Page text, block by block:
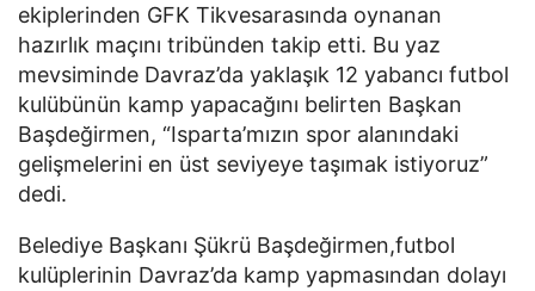
ekiplerinden GFK Tikvesarasında oynanan
hazırlık maçını tribünden takip etti. Bu yaz
mevsiminde Davraz’da yaklaşık 12 yabancı futbol
kulübünün kamp yapacağını belirten Başkan
Başdeğirmen, “Isparta’mızın spor alanındaki
gelişmelerini en üst seviyeye taşımak istiyoruz”
dedi.
Belediye Başkanı Şükrü Başdeğirmen,futbol
kulüplerinin Davraz’da kamp yapmasından dolayı